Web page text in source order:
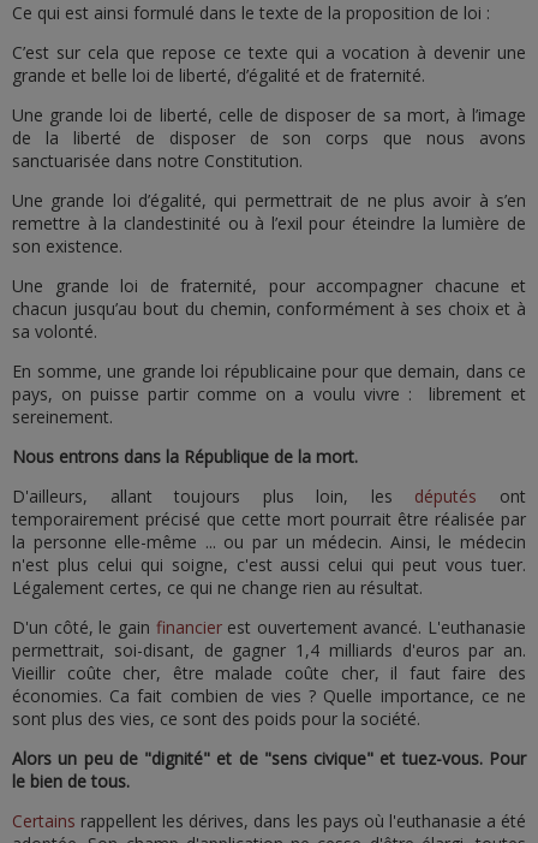
Ce qui est ainsi formulé dans le texte de la proposition de loi :
C’est sur cela que repose ce texte qui a vocation à devenir une
grande et belle loi de liberté, d’égalité et de fraternité.
Une grande loi de liberté, celle de disposer de sa mort, à l’image
de la liberté de disposer de son corps que nous avons
sanctuarisée dans notre Constitution.
Une grande loi d’égalité, qui permettrait de ne plus avoir à s’en
remettre à la clandestinité ou à l’exil pour éteindre la lumière de
son existence.
Une grande loi de fraternité, pour accompagner chacune et
chacun jusqu’au bout du chemin, conformément à ses choix et à
sa volonté.
En somme, une grande loi républicaine pour que demain, dans ce
pays, on puisse partir comme on a voulu vivre : librement et
sereinement.
Nous entrons dans la République de la mort.
D'ailleurs, allant toujours plus loin, les députés ont
temporairement précisé que cette mort pourrait être réalisée par
la personne elle-même ... ou par un médecin. Ainsi, le médecin
n'est plus celui qui soigne, c'est aussi celui qui peut vous tuer.
Légalement certes, ce qui ne change rien au résultat.
D'un côté, le gain financier est ouvertement avancé. L'euthanasie
permettrait, soi-disant, de gagner 1,4 milliards d'euros par an.
Vieillir coûte cher, être malade coûte cher, il faut faire des
économies. Ca fait combien de vies ? Quelle importance, ce ne
sont plus des vies, ce sont des poids pour la société.
Alors un peu de "dignité" et de "sens civique" et tuez-vous. Pour
le bien de tous.
Certains rappellent les dérives, dans les pays où l'euthanasie a été